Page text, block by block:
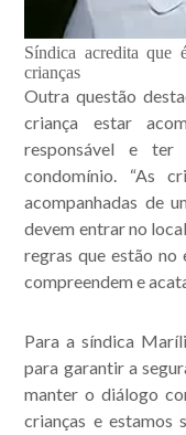
Síndica acredita que
crianças
Outra questão
criança estar
responsável e
condomínio. “As
acompanhadas de
devem entrar no
regras que estão
compreendem e
Para a síndica
para garantir a
manter o diálogo
crianças e estamos